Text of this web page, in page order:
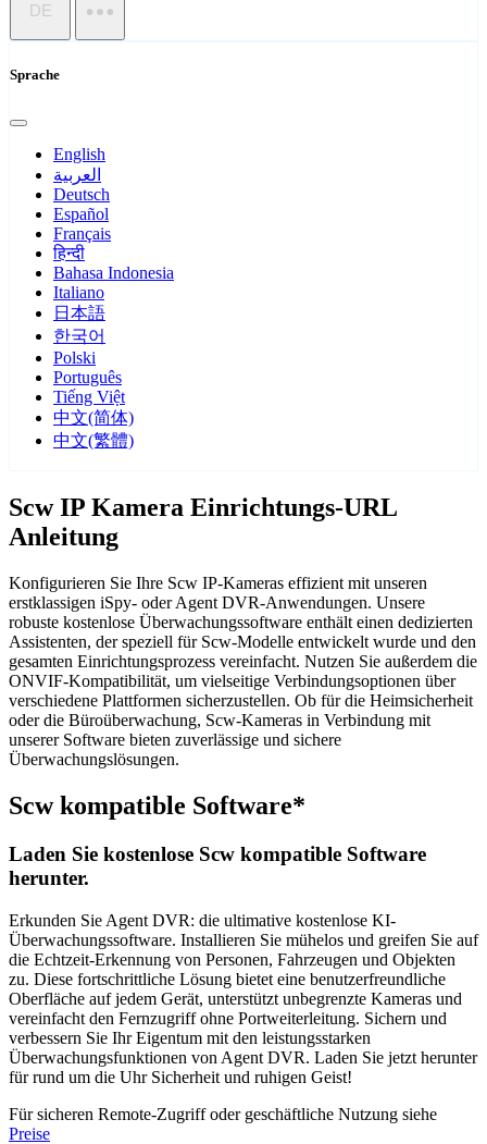
DE
Sprache
English
العربية
Deutsch
Español
Français
हिन्दी
Bahasa Indonesia
Italiano
日本語
한국어
Polski
Português
Tiếng Việt
中文(简体)
中文(繁體)
Scw IP Kamera Einrichtungs-URL
Anleitung
Konfigurieren Sie Ihre Scw IP-Kameras effizient mit unseren
erstklassigen iSpy- oder Agent DVR-Anwendungen. Unsere
robuste kostenlose Überwachungssoftware enthält einen dedizierten
Assistenten, der speziell für Scw-Modelle entwickelt wurde und den
gesamten Einrichtungsprozess vereinfacht. Nutzen Sie außerdem die
ONVIF-Kompatibilität, um vielseitige Verbindungsoptionen über
verschiedene Plattformen sicherzustellen. Ob für die Heimsicherheit
oder die Büroüberwachung, Scw-Kameras in Verbindung mit
unserer Software bieten zuverlässige und sichere
Überwachungslösungen.
Scw kompatible Software*
Laden Sie kostenlose Scw kompatible Software
herunter.
Erkunden Sie Agent DVR: die ultimative kostenlose KI-
Überwachungssoftware. Installieren Sie mühelos und greifen Sie auf
die Echtzeit-Erkennung von Personen, Fahrzeugen und Objekten
zu. Diese fortschrittliche Lösung bietet eine benutzerfreundliche
Oberfläche auf jedem Gerät, unterstützt unbegrenzte Kameras und
vereinfacht den Fernzugriff ohne Portweiterleitung. Sichern und
verbessern Sie Ihr Eigentum mit den leistungsstarken
Überwachungsfunktionen von Agent DVR. Laden Sie jetzt herunter
für rund um die Uhr Sicherheit und ruhigen Geist!
Für sicheren Remote-Zugriff oder geschäftliche Nutzung siehe
Preise